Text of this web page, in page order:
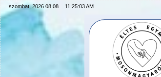
Ugrás
a
tartalomra
szombat, 2026.08.08. 11:25:04 AM